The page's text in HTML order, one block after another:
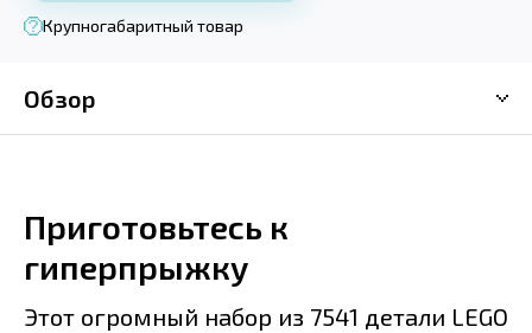
Крупногабаритный товар
Обзор
Приготовьтесь к
гиперпрыжку
Этот огромный набор из 7541 детали LEGO